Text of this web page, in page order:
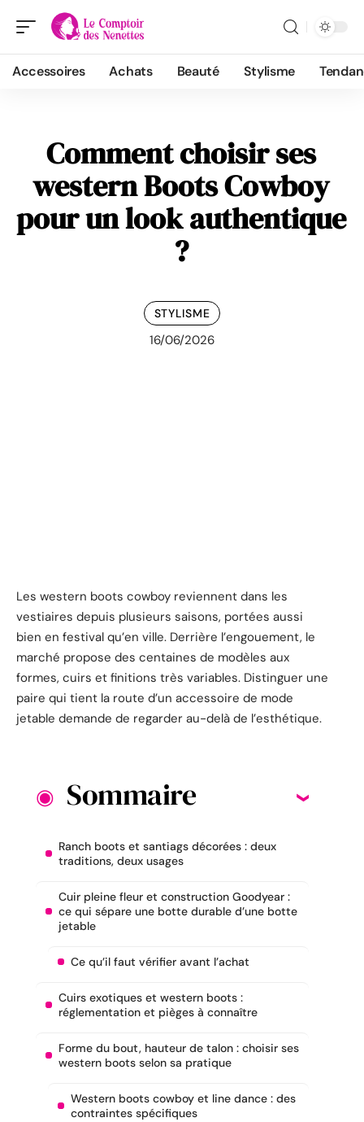
Accessoires Achats Beauté Stylisme
Comment choisir ses
western Boots Cowboy
pour un look authentique
?
STYLISME
16/06/2026
Les western boots cowboy reviennent dans les
vestiaires depuis plusieurs saisons, portées aussi
bien en festival qu’en ville. Derrière l’engouement, le
marché propose des centaines de modèles aux
formes, cuirs et finitions très variables. Distinguer une
paire qui tient la route d’un accessoire de mode
jetable demande de regarder au-delà de l’esthétique.
Sommaire
Ranch boots et santiags décorées : deux
traditions, deux usages
Cuir pleine fleur et construction Goodyear :
ce qui sépare une botte durable d’une botte
jetable
Ce qu’il faut vérifier avant l’achat
Cuirs exotiques et western boots :
réglementation et pièges à connaître
Forme du bout, hauteur de talon : choisir ses
western boots selon sa pratique
Western boots cowboy et line dance : des
contraintes spécifiques